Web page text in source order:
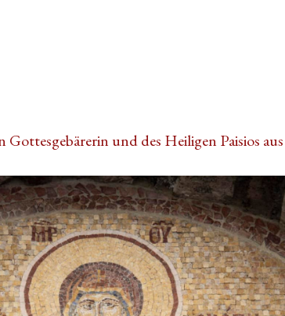
und des Heiligen Paisios